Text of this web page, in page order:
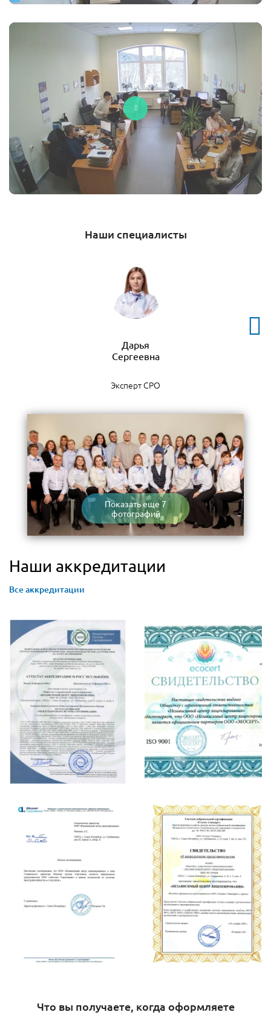
Наши специалисты
Дарья
Сергеевна
Эксперт СРО
Показать еще 7
фотографий
Наши аккредитации
Все аккредитации
Что вы получаете, когда оформляете